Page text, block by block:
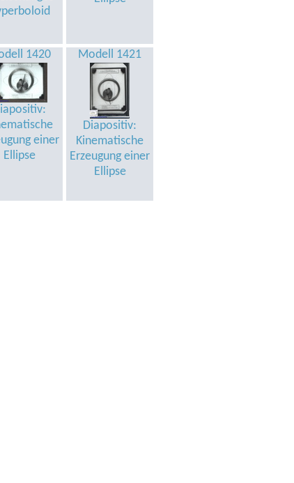
1420
einer
Ellipse
Modell 1421
Diapositiv:
Kinematische
Erzeugung einer
Ellipse